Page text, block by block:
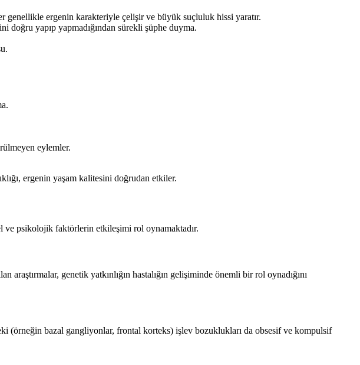
genellikle ergenin karakteriyle çelişir ve büyük suçluluk hissi yaratır.
doğru yapıp yapmadığından sürekli şüphe duyma.
eylemler.
ergenin yaşam kalitesini doğrudan etkiler.
ve psikolojik faktörlerin etkileşimi rol oynamaktadır.
genetik yatkınlığın hastalığın gelişiminde önemli bir rol oynadığını
bazal gangliyonlar, frontal korteks) işlev bozuklukları da obsesif ve kompulsif